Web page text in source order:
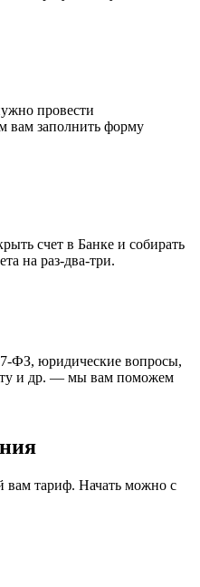
провести
заполнить форму
счет в Банке и собирать
на раз-два-три.
ФЗ, юридические вопросы,
и др. — мы вам поможем
вам тариф. Начать можно с